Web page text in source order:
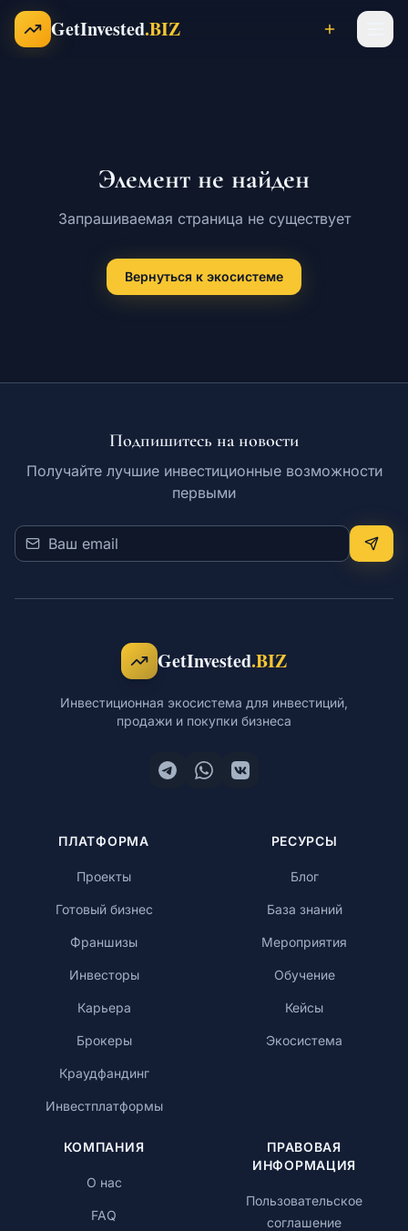
Перейти к содержимому
GetInvested.BIZ
Бизнесы
Карьера
RU
Элемент не найден
Запрашиваемая страница не существует
Вернуться к экосистеме
Подпишитесь на новости
Получайте лучшие инвестиционные возможности
первыми
GetInvested.BIZ
Инвестиционная экосистема для инвестиций,
продажи и покупки бизнеса
ПЛАТФОРМА
Проекты
Готовый бизнес
Франшизы
Инвесторы
Карьера
Брокеры
Краудфандинг
Инвестплатформы
РЕСУРСЫ
Блог
База знаний
Мероприятия
Обучение
Кейсы
Экосистема
КОМПАНИЯ
О нас
FAQ
ПРАВОВАЯ
ИНФОРМАЦИЯ
Пользовательское
соглашение